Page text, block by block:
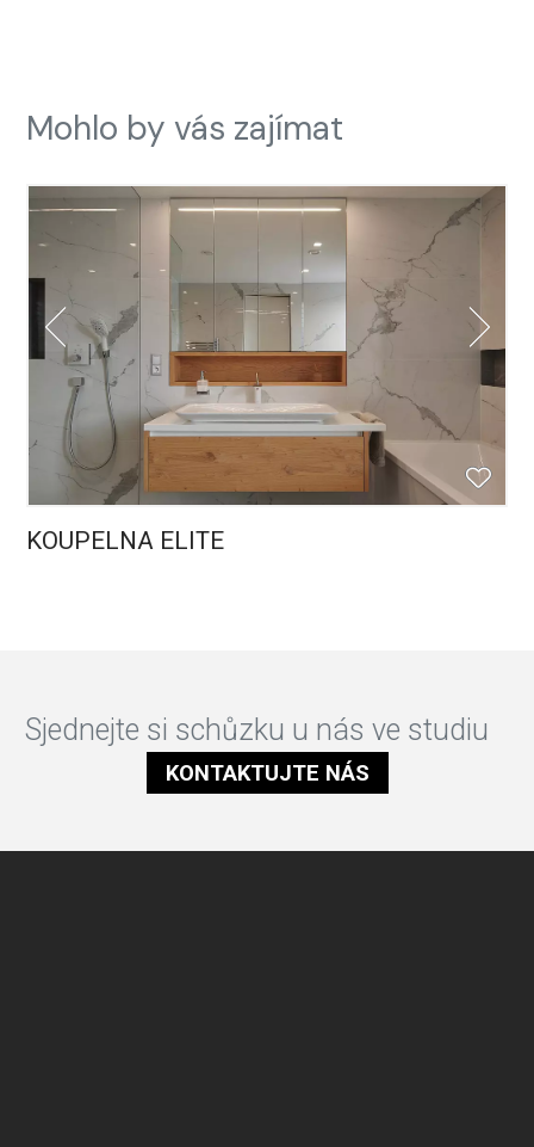
Mohlo by vás zajímat
KOUPELNA ELITE
Sjednejte si schůzku u nás ve studiu
KONTAKTUJTE NÁS